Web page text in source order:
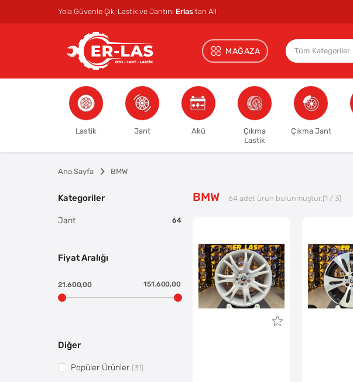
Yola Güvenle Çık, Lastik ve Jantını Erlas’tan Al!
MAĞAZA
Lastik Jant Akü
Çıkma
Lastik
Çıkma Jant
Ana Sayfa BMW
BMW 64 adet ürün bulunmuştur.(1 / 3)
Kategoriler
Jant 64
Fiyat Aralığı
21.600,00 151.600,00
Diğer
Popüler Ürünler (31)